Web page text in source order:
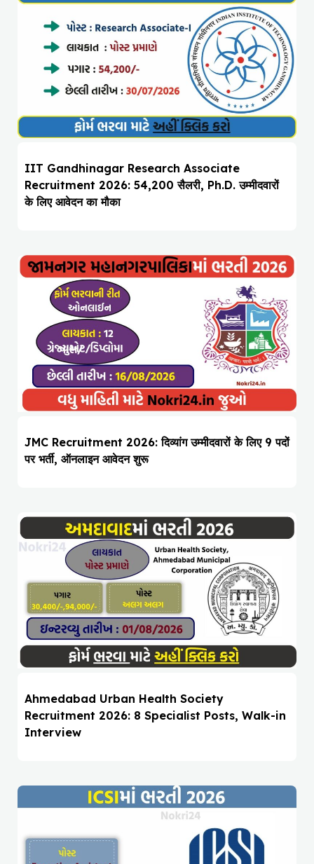
IIT Gandhinagar Research Associate
Recruitment 2026: ₹54,200 सैलरी, Ph.D. उम्मीदवारों
के लिए आवेदन का मौका
JMC Recruitment 2026: दिव्यांग उम्मीदवारों के लिए 9 पदों
पर भर्ती, ऑनलाइन आवेदन शुरू
Ahmedabad Urban Health Society
Recruitment 2026: 8 Specialist Posts, Walk-in
Interview